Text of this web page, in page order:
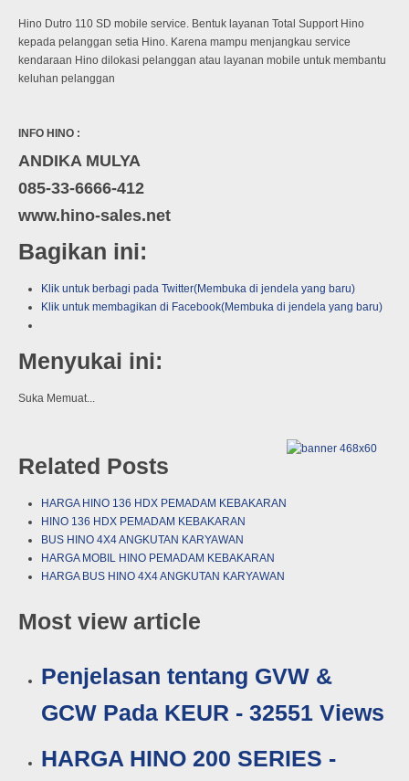
Hino Dutro 110 SD mobile service. Bentuk layanan Total Support Hino
kepada pelanggan setia Hino. Karena mampu menjangkau service
kendaraan Hino dilokasi pelanggan atau layanan mobile untuk membantu
keluhan pelanggan
INFO HINO :
ANDIKA MULYA
085-33-6666-412
www.hino-sales.net
Bagikan ini:
Klik untuk berbagi pada Twitter(Membuka di jendela yang baru)
Klik untuk membagikan di Facebook(Membuka di jendela yang baru)
Menyukai ini:
Suka Memuat...
Related Posts
HARGA HINO 136 HDX PEMADAM KEBAKARAN
HINO 136 HDX PEMADAM KEBAKARAN
BUS HINO 4X4 ANGKUTAN KARYAWAN
HARGA MOBIL HINO PEMADAM KEBAKARAN
HARGA BUS HINO 4X4 ANGKUTAN KARYAWAN
Most view article
Penjelasan tentang GVW &
GCW Pada KEUR - 32551 Views
HARGA HINO 200 SERIES -